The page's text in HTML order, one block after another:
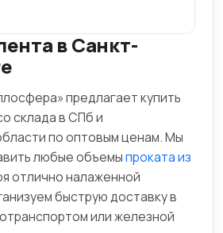
в Санкт-
предлагает купить
склада в СПб и
по оптовым ценам. Мы
любые объемыпроката из
отлично налаженной
быструю доставку в
или железной